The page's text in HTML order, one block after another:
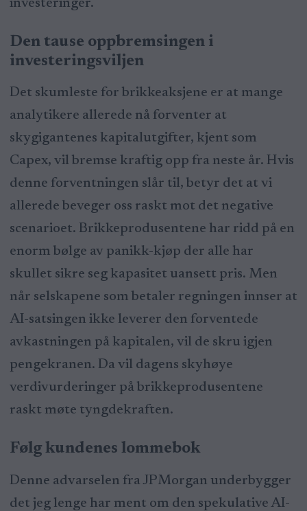
investeringer.
Den tause oppbremsingen i
investeringsviljen
Det skumleste for brikkeaksjene er at mange
analytikere allerede nå forventer at
skygigantenes kapitalutgifter, kjent som
Capex, vil bremse kraftig opp fra neste år. Hvis
denne forventningen slår til, betyr det at vi
allerede beveger oss raskt mot det negative
scenarioet. Brikkeprodusentene har ridd på en
enorm bølge av panikk-kjøp der alle har
skullet sikre seg kapasitet uansett pris. Men
når selskapene som betaler regningen innser at
AI-satsingen ikke leverer den forventede
avkastningen på kapitalen, vil de skru igjen
pengekranen. Da vil dagens skyhøye
verdivurderinger på brikkeprodusentene
raskt møte tyngdekraften.
Følg kundenes lommebok
Denne advarselen fra JPMorgan underbygger
det jeg lenge har ment om den spekulative AI-